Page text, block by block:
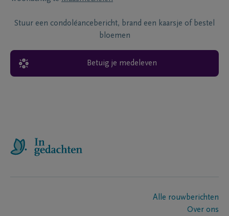
Stuur een condoléancebericht, brand een kaarsje of bestel
bloemen
Betuig je medeleven
Alle rouwberichten
Over ons